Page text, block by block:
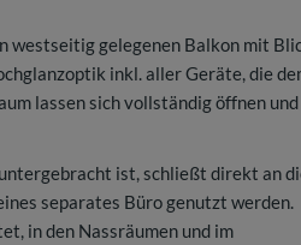
westseitig gelegenen Balkon mit
inkl. aller Geräte, die
lassen sich vollständig öffnen und
ist, schließt direkt an
separates Büro genutzt werden.
in den Nassräumen und im